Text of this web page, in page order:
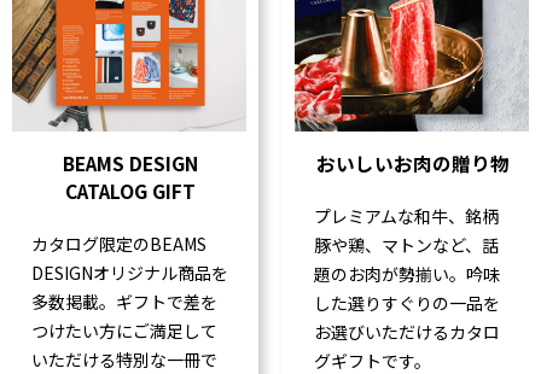
BEAMS DESIGN
CATALOG GIFT
カタログ限定のBEAMS
DESIGNオリジナル商品を
多数掲載。ギフトで差を
つけたい方にご満足して
いただける特別な一冊で
おいしいお肉の贈り物
プレミアムな和牛、銘柄
豚や鶏、マトンなど、話
題のお肉が勢揃い。吟味
した選りすぐりの一品を
お選びいただけるカタロ
グギフトです。